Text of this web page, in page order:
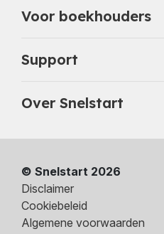
Voor boekhouders
Support
Over Snelstart
© Snelstart 2026
Disclaimer
Cookiebeleid
Algemene voorwaarden